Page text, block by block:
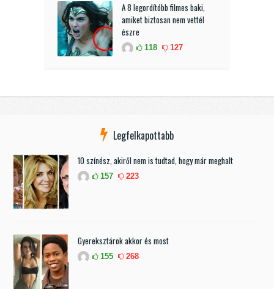
A 8 legordítóbb filmes baki,
amiket biztosan nem vettél
észre
118 127
Legfelkapottabb
10 színész, akiről nem is tudtad, hogy már meghalt
157 223
Gyereksztárok akkor és most
155 268